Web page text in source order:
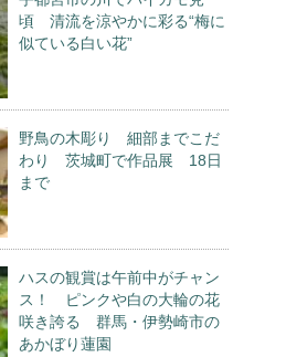
頃 清流を涼やかに彩る“梅に
似ている白い花”
野鳥の木彫り 細部までこだ
わり 茨城町で作品展 18日
まで
ハスの観賞は午前中がチャン
ス！ ピンクや白の大輪の花
咲き誇る 群馬・伊勢崎市の
あかぼり蓮園